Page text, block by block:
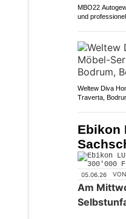
MBO22
und
Weltew Diva
Traverta,
Ebikon
05.06.26 VON
Am